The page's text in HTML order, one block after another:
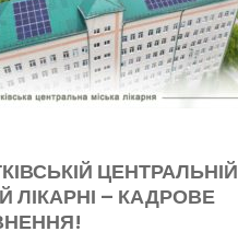
ЦЕНТРАЛЬНІЙ
ЛІКАРНІ – КАДРОВЕ